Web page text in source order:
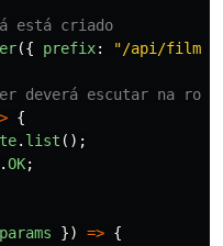
está criado
({ prefix: "/api/films
deverá escutar na rota
{
. list ();
.OK;
params }) => {